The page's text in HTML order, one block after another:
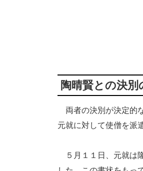
陶晴賢との決
両者の決別が決定的
元就に対して使僧を派
５月１１日、元就は